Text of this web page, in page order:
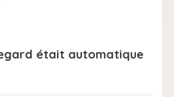
était automatique